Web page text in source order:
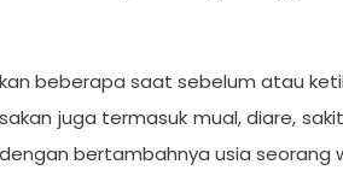
beberapa saat sebelum atau
juga termasuk mual, diare,
bertambahnya usia